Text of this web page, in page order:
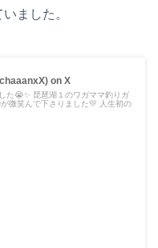
ました。
on X
た😭✨ 琵琶湖１のワガママ釣りガ
微笑んで下さりました💛 人生初の